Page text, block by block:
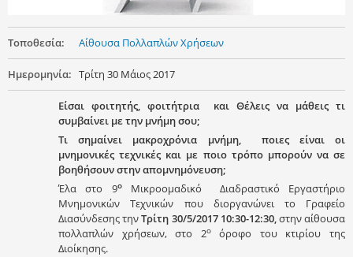
Τοποθεσία: Αίθουσα Πολλαπλών Χρήσεων
Ημερομηνία: Τρίτη 30 Μάιος 2017
Είσαι φοιτητής, φοιτήτρια και Θέλεις να μάθεις τι
συμβαίνει με την μνήμη σου;
Τι σημαίνει μακροχρόνια μνήμη, ποιες είναι οι
μνημονικές τεχνικές και με ποιο τρόπο μπορούν να σε
βοηθήσουν στην απομνημόνευση;
Έλα στο 9οΜικροομαδικό Διαδραστικό Εργαστήριο
Μνημονικών Τεχνικών που διοργανώνει το Γραφείο
Διασύνδεσης τηνΤρίτη 30/5/2017 10:30-12:30,στην αίθουσα
πολλαπλών χρήσεων, στο 2οόροφο του κτιρίου της
Διοίκησης.